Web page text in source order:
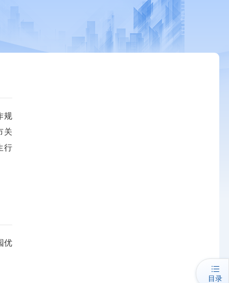
规
关
行
优
目录